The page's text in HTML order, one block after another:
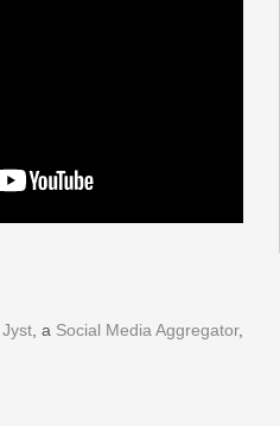
Jyst , a Social Media Aggregator,